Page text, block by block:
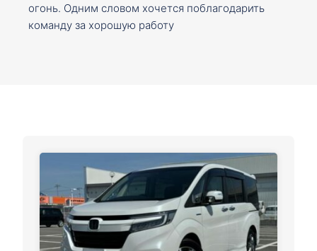
огонь. Одним словом хочется поблагодарить
команду за хорошую работу